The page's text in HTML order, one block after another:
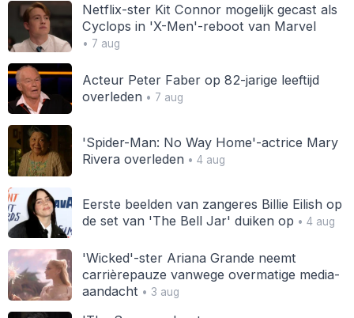
Netflix-ster Kit Connor mogelijk gecast als
Cyclops in 'X-Men'-reboot van Marvel
• 7 aug
Acteur Peter Faber op 82-jarige leeftijd
overleden• 7 aug
'Spider-Man: No Way Home'-actrice Mary
Rivera overleden• 4 aug
Eerste beelden van zangeres Billie Eilish op
de set van 'The Bell Jar' duiken op • 4 aug
'Wicked'-ster Ariana Grande neemt
carrièrepauze vanwege overmatige media-
aandacht • 3 aug